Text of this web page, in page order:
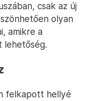
csak az új
olyan
amikre a
lehetőség.
felkapott hellyé